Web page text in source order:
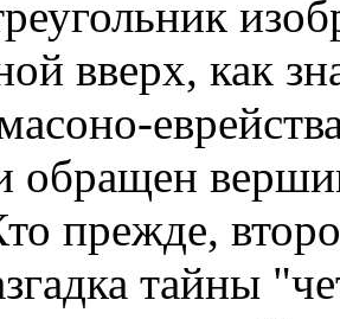
вверх, как
обращен
прежде,
тайны